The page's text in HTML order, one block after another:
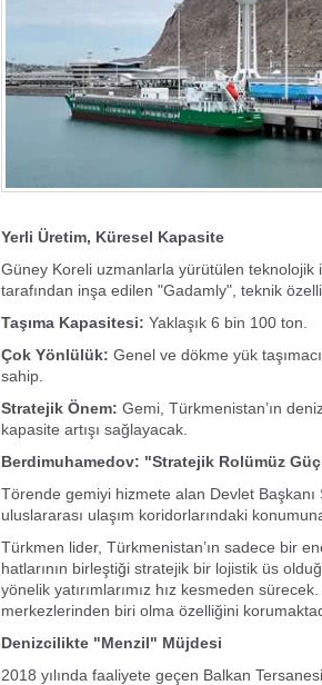
Yerli Üretim, Küresel Kapasite
Güney Koreli uzmanlarla yürütülen
tarafından inşa edilen "Gadamly", teknik
Taşıma Kapasitesi: Yaklaşık 6 bin 100 ton.
Çok Yönlülük: Genel ve dökme yük
sahip.
Stratejik Önem: Gemi, Türkmenistan’ın
kapasite artışı sağlayacak.
Berdimuhamedov: "Stratejik Rolümüz
Törende gemiyi hizmete alan Devlet
uluslararası ulaşım koridorlarındaki
Türkmen lider, Türkmenistan’ın sadece bir
hatlarının birleştiği stratejik bir lojistik üs
yönelik yatırımlarımız hız kesmeden
merkezlerinden biri olma özelliğini
Denizcilikte "Menzil" Müjdesi
2018 yılında faaliyete geçen Balkan